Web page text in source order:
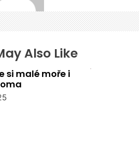
Also Like
si malé moře i